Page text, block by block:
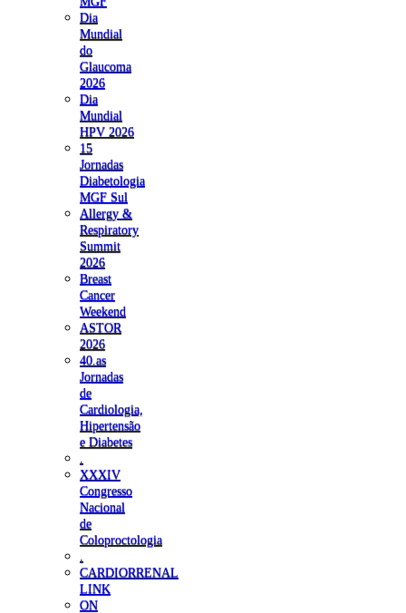
Dia
Mundial
do
Glaucoma
2026
Dia
Mundial
HPV 2026
15
Jornadas
Diabetologia
MGF Sul
Allergy &
Respiratory
Summit
2026
Breast
Cancer
Weekend
ASTOR
2026
40.as
Jornadas
de
Cardiologia,
Hipertensão
e Diabetes
XXXIV
Congresso
Nacional
de
Coloproctologia
CARDIORRENAL
LINK
ON